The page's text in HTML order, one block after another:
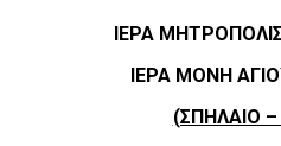
ΙΕΡΑ
ΙΕΡΑ ΜΟΝΗ
(ΣΠΗΛΑΙΟ